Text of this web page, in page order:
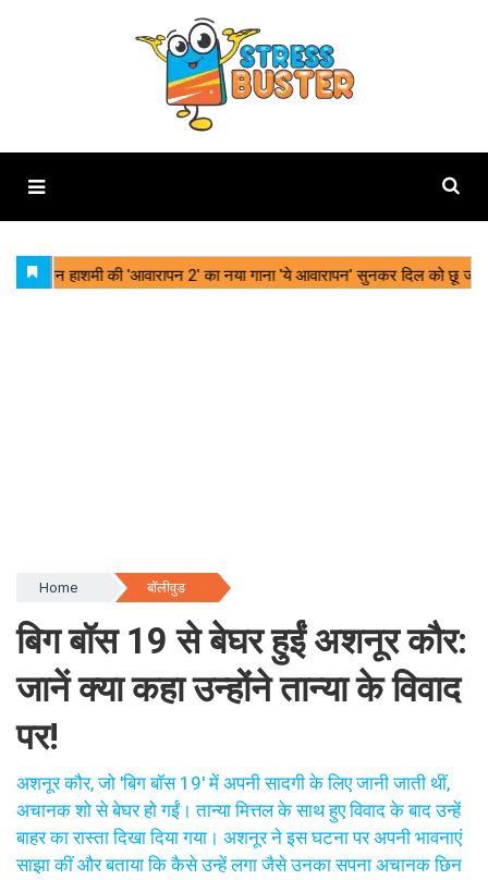
Home बॉलीवुड
बिग बॉस 19 से बेघर हुईं अशनूर कौर:
जानें क्या कहा उन्होंने तान्या के विवाद
पर!
अशनूर कौर, जो 'बिग बॉस 19' में अपनी सादगी के लिए जानी जाती थीं,
अचानक शो से बेघर हो गईं। तान्या मित्तल के साथ हुए विवाद के बाद उन्हें
बाहर का रास्ता दिखा दिया गया। अशनूर ने इस घटना पर अपनी भावनाएं
साझा कीं और बताया कि कैसे उन्हें लगा जैसे उनका सपना अचानक छिन